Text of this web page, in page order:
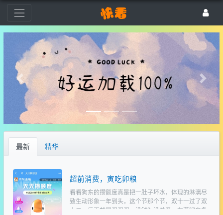
最新 精华
超前消费，寅吃卯粮
看看狗东的攒额度真是把一肚子坏水，体现的淋漓尽
致生动形象一年到头，这个节那个节，双十一过了双
十二，反正就是买买买，没钱？没关系，有花呗白条